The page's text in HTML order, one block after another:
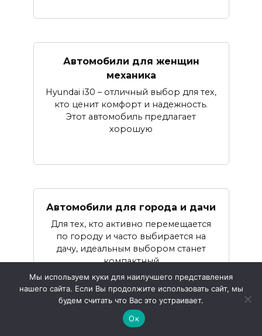
Автомобили для женщин
механика
Hyundai i30 – отличный выбор для тех,
кто ценит комфорт и надежность.
Этот автомобиль предлагает
хорошую
Автомобили для города и дачи
Для тех, кто активно перемещается
по городу и часто выбирается на
дачу, идеальным выбором станет
компактный
Мы используем куки для наилучшего представления
нашего сайта. Если Вы продолжите использовать сайт, мы
будем считать что Вас это устраивает.
Ок